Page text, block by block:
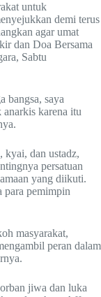
untuk
demi terus
agar umat
dan Doa Bersama
Sabtu
bangsa, saya
karena itu
kyai, dan ustadz,
persatuan
yang diikuti.
para pemimpin
masyarakat,
peran dalam
jiwa dan luka